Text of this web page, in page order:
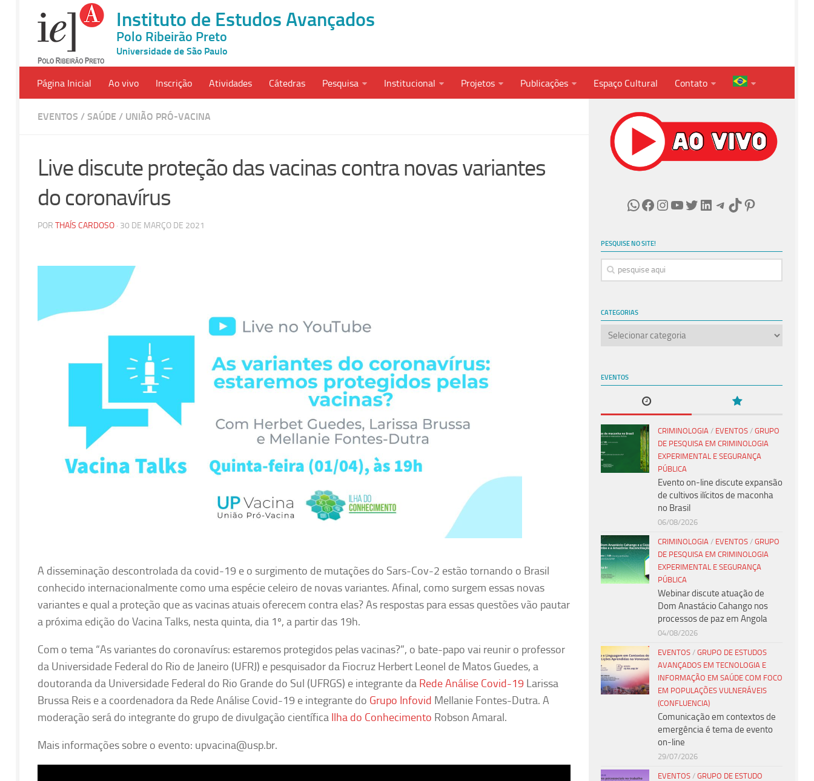
Instituto de Estudos Avançados
Polo Ribeirão Preto
Universidade de São Paulo
Página Inicial Ao vivo Inscrição Atividades Cátedras Pesquisa Institucional Projetos Publicações Espaço Cultural Contato
EVENTOS / SAÚDE / UNIÃO PRÓ-VACINA
Live discute proteção das vacinas contra novas variantes
do coronavírus
POR THAÍS CARDOSO · 30 DE MARÇO DE 2021
A disseminação descontrolada da covid-19 e o surgimento de mutações do Sars-Cov-2 estão tornando o Brasil
conhecido internacionalmente como uma espécie celeiro de novas variantes. Afinal, como surgem essas novas
variantes e qual a proteção que as vacinas atuais oferecem contra elas? As respostas para essas questões vão pautar
a próxima edição do Vacina Talks, nesta quinta, dia 1º, a partir das 19h.
Com o tema “As variantes do coronavírus: estaremos protegidos pelas vacinas?”, o bate-papo vai reunir o professor
da Universidade Federal do Rio de Janeiro (UFRJ) e pesquisador da Fiocruz Herbert Leonel de Matos Guedes, a
doutoranda da Universidade Federal do Rio Grande do Sul (UFRGS) e integrante da Rede Análise Covid-19 Larissa
Brussa Reis e a coordenadora da Rede Análise Covid-19 e integrante do Grupo Infovid Mellanie Fontes-Dutra. A
moderação será do integrante do grupo de divulgação científica Ilha do Conhecimento Robson Amaral.
Mais informações sobre o evento: upvacina@usp.br.
WhatsApp
Facebook
Instagram
Youtube
Twitter
LinkedIn
Telegram
TikTokPinterest
PESQUISE NO SITE!
CATEGORIAS
Categorias
EVENTOS
CRIMINOLOGIA / EVENTOS / GRUPO
DE PESQUISA EM CRIMINOLOGIA
EXPERIMENTAL E SEGURANÇA
PÚBLICA
Evento on-line discute expansão
de cultivos ilícitos de maconha
no Brasil
06/08/2026
CRIMINOLOGIA / EVENTOS / GRUPO
DE PESQUISA EM CRIMINOLOGIA
EXPERIMENTAL E SEGURANÇA
PÚBLICA
Webinar discute atuação de
Dom Anastácio Cahango nos
processos de paz em Angola
04/08/2026
EVENTOS / GRUPO DE ESTUDOS
AVANÇADOS EM TECNOLOGIA E
INFORMAÇÃO EM SAÚDE COM FOCO
EM POPULAÇÕES VULNERÁVEIS
(CONFLUENCIA)
Comunicação em contextos de
emergência é tema de evento
on-line
29/07/2026
EVENTOS / GRUPO DE ESTUDO